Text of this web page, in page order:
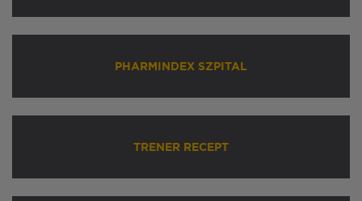
PHARMINDEX SZPITAL
TRENER RECEPT